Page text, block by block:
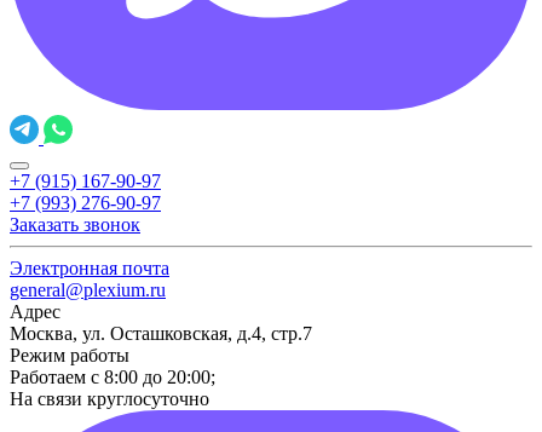
+7 (915) 167-90-97
+7 (993) 276-90-97
Заказать звонок
Электронная почта
general@plexium.ru
Адрес
Москва, ул. Осташковская, д.4, стр.7
Режим работы
Работаем с 8:00 до 20:00;
На связи круглосуточно